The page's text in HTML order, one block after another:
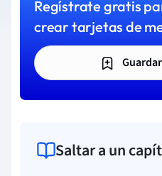
Regístrate gratis
crear tarjetas de
Saltar a un